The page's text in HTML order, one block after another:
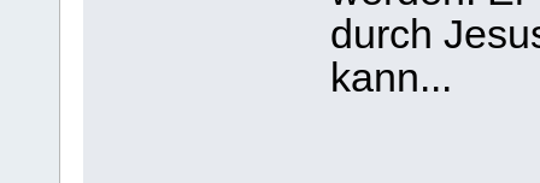
durch
kann...